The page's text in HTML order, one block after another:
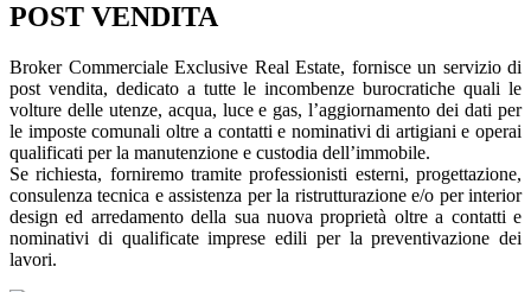
POST VENDITA
Broker Commerciale Exclusive Real Estate, fornisce un servizio di
post vendita, dedicato a tutte le incombenze burocratiche quali le
volture delle utenze, acqua, luce e gas, l’aggiornamento dei dati per
le imposte comunali oltre a contatti e nominativi di artigiani e operai
qualificati per la manutenzione e custodia dell’immobile.
Se richiesta, forniremo tramite professionisti esterni, progettazione,
consulenza tecnica e assistenza per la ristrutturazione e/o per interior
design ed arredamento della sua nuova proprietà oltre a contatti e
nominativi di qualificate imprese edili per la preventivazione dei
lavori.